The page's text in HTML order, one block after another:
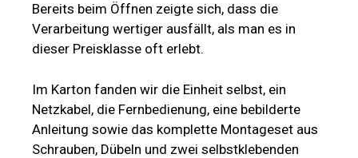
Bereits beim Öffnen zeigte sich, dass die
Verarbeitung wertiger ausfällt, als man es in
dieser Preisklasse oft erlebt.
Im Karton fanden wir die Einheit selbst, ein
Netzkabel, die Fernbedienung, eine bebilderte
Anleitung sowie das komplette Montageset aus
Schrauben, Dübeln und zwei selbstklebenden